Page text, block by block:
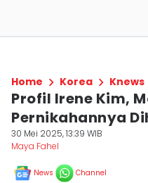
Home Korea Knews
Profil Irene Kim,
Pernikahannya
30 Mei 2025, 13:39 WIB
Maya Fahel
News Channel